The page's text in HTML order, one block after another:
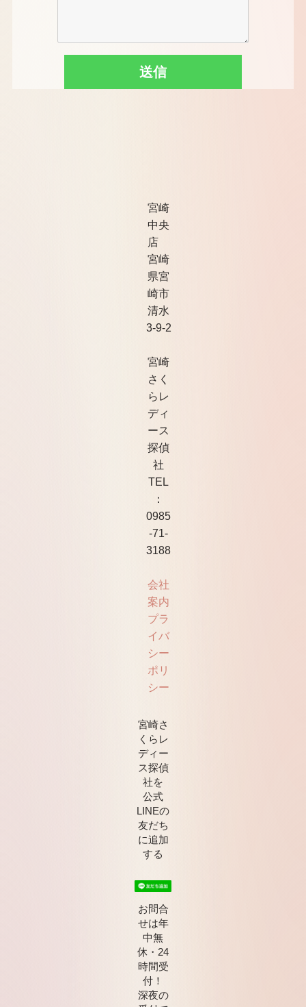
宮崎
中央
店
宮崎
県宮
崎市
清水
3-9-2
宮崎
さく
らレ
ディ
ース
探偵
社
TEL
：
0985
-71-
3188
会社
案内
プラ
イバ
シー
ポリ
シー
宮崎さ
くらレ
ディー
ス探偵
社を
公式
LINEの
友だち
に追加
する
お問合
せは年
中無
休・24
時間受
付！
深夜の